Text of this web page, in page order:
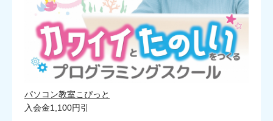
パソコン教室こぴっと
入会金1,100円引